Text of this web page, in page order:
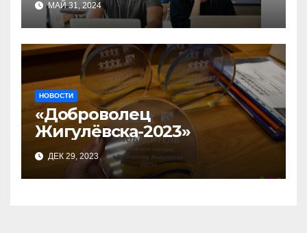
бизнес-акселераторе «Ты
предприниматель»
МАЙ 31, 2024
НОВОСТИ
«Доброволец
Жигулёвска-2023»
ДЕК 29, 2023